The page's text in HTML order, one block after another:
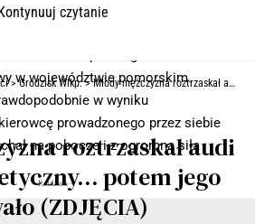
w województwie pomorskim.
w wyniku
prowadzonego przez siebie
na pobocze i z ogromną siłą
- Reklama -
czytanie
>Grodzisk Wlkp.>Młody mężczyzna roztrzaskał audi o słup energetyczny… potem jego auto dachowało (ZDJĘCIA)
roztrzaskał audi
potem jego
(ZDJĘCIA)